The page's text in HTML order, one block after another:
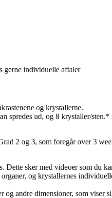
gerne individuelle aftaler
og krystallerne.
ud, og 8 krystaller/
2 og 3, som foregår over 3
sker med videoer som du
og krystallernes
andre dimensioner, som viser